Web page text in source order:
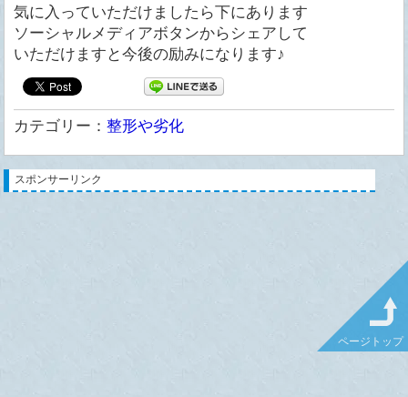
気に入っていただけましたら下にあります
ソーシャルメディアボタンからシェアして
いただけますと今後の励みになります♪
カテゴリー：整形や劣化
スポンサーリンク
ページトップ